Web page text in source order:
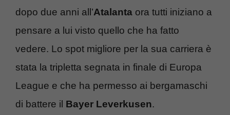
dopo due anni all’Atalanta ora tutti iniziano a
pensare a lui visto quello che ha fatto
vedere. Lo spot migliore per la sua carriera è
stata la tripletta segnata in finale di Europa
League e che ha permesso ai bergamaschi
di battere il Bayer Leverkusen.